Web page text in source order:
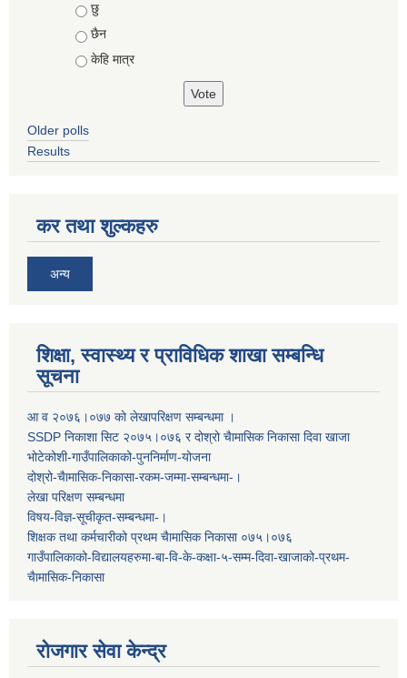
Choices
छु
छैन
केहि मात्र
Older polls
Results
कर तथा शुल्कहरु
अन्य
शिक्षा, स्वास्थ्य र प्राविधिक शाखा सम्बन्धि
सूचना
आ व २०७६।०७७ काे लेखापरिक्षण सम्बन्धमा ।
SSDP निकाशा सिट २०७५।०७६ र दोश्रो चैामासिक निकासा दिवा खाजा
भोटेकोशी-गाउँपालिकाको-पुननिर्माण-योजना
दोश्रो-चैामासिक-निकासा-रकम-जम्मा-सम्बन्धमा-।
लेखा परिक्षण सम्बन्धमा
विषय-विज्ञ-सूचीकृत-सम्बन्धमा-।
शिक्षक तथा कर्मचारीको प्रथम च‌ैामासिक निकासा ०७५।०७६
गाउँपालिकाको-विद्यालयहरुमा-बा-वि-के-कक्षा-५-सम्म-दिवा-खाजाको-प्रथम-
चैामासिक-निकासा
रोजगार सेवा केन्द्र